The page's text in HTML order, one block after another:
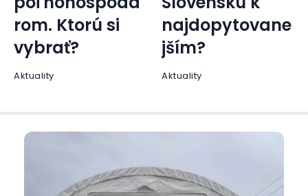
najdopytovane
jším?
Aktuality
problém
Ženy